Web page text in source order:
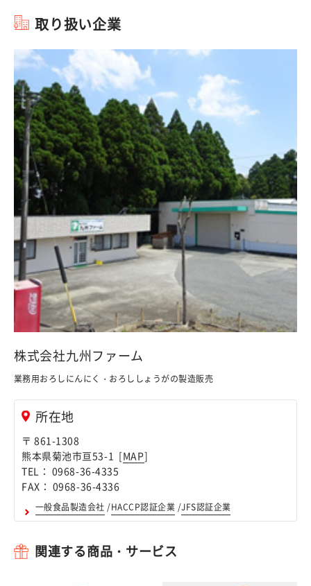
取り扱い企業
株式会社九州ファーム
業務用おろしにんにく・おろししょうがの製造販売
所在地
〒 861-1308
熊本県菊池市亘53-1 [MAP]
TEL： 0968-36-4335
FAX： 0968-36-4336
一般食品製造会社 /HACCP認証企業 /JFS認証企業
関連する商品・サービス